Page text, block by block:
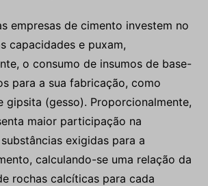
empresas de cimento investem no
capacidades e puxam,
o consumo de insumos de base-
para a sua fabricação, como
gipsita (gesso). Proporcionalmente,
maior participação na
exigidas para a
calculando-se uma relação da
rochas calcíticas para cada